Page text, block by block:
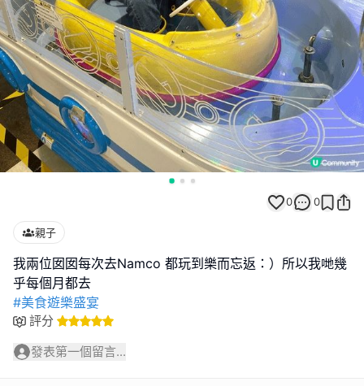
0 0
親子
我兩位囡囡每次去Namco 都玩到樂而忘返：）所以我哋幾
#美食遊樂盛宴
評分
發表第一個留言...